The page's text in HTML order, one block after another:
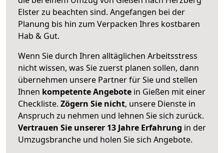
Elster zu beachten sind. Angefangen bei der
Planung bis hin zum Verpacken Ihres kostbaren
Hab & Gut.
Wenn Sie durch Ihren alltäglichen Arbeitsstress
nicht wissen, was Sie zuerst planen sollen, dann
übernehmen unsere Partner für Sie und stellen
Ihnen kompetente Angebote in Gießen mit einer
Checkliste. Zögern Sie nicht, unsere Dienste in
Anspruch zu nehmen und lehnen Sie sich zurück.
Vertrauen Sie unserer 13 Jahre Erfahrung in der
Umzugsbranche und holen Sie sich Angebote.